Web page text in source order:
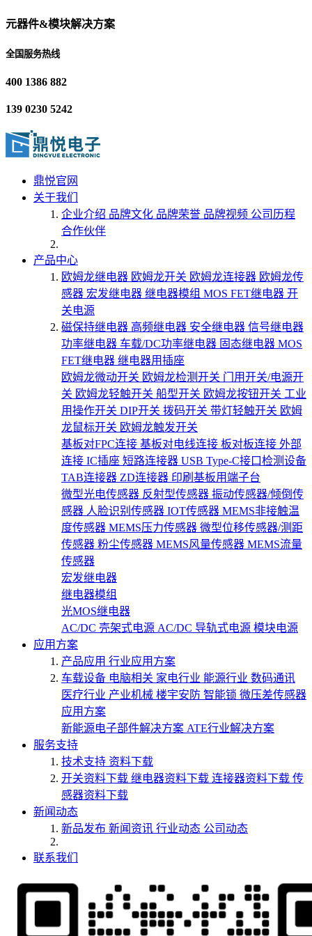
元器件&模块解决方案
全国服务热线
400 1386 882
139 0230 5242
鼎悦官网
关于我们
企业介绍 品牌文化 品牌荣誉 品牌视频 公司历程
合作伙伴
产品中心
欧姆龙继电器 欧姆龙开关 欧姆龙连接器 欧姆龙传
感器 宏发继电器 继电器模组 MOS FET继电器 开
关电源
磁保持继电器 高频继电器 安全继电器 信号继电器
功率继电器 车载/DC功率继电器 固态继电器 MOS
FET继电器 继电器用插座
欧姆龙微动开关 欧姆龙检测开关 门用开关/电源开
关 欧姆龙轻触开关 船型开关 欧姆龙按钮开关 工业
用操作开关 DIP开关 拨码开关 带灯轻触开关 欧姆
龙鼠标开关 欧姆龙触发开关
基板对FPC连接 基板对电线连接 板对板连接 外部
连接 IC插座 短路连接器 USB Type-C接口检测设备
TAB连接器 ZD连接器 印刷基板用端子台
微型光电传感器 反射型传感器 振动传感器/倾倒传
感器 人脸识别传感器 IOT传感器 MEMS非接触温
度传感器 MEMS压力传感器 微型位移传感器/测距
传感器 粉尘传感器 MEMS风量传感器 MEMS流量
传感器
宏发继电器
继电器模组
光MOS继电器
AC/DC 壳架式电源 AC/DC 导轨式电源 模块电源
应用方案
产品应用 行业应用方案
车载设备 电脑相关 家电行业 能源行业 数码通讯
医疗行业 产业机械 楼宇安防 智能锁 微压差传感器
应用方案
新能源电子部件解决方案 ATE行业解决方案
服务支持
技术支持 资料下载
开关资料下载 继电器资料下载 连接器资料下载 传
感器资料下载
新闻动态
新品发布 新闻资讯 行业动态 公司动态
联系我们